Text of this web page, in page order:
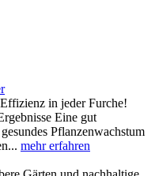
in jeder Furche!
Eine gut
Pflanzenwachstum
mehr erfahren